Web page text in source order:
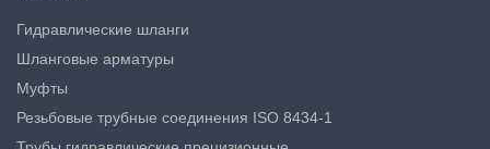
Гидравлические шланги
Шланговые арматуры
Муфты
Резьбовые трубные соединения ISO 8434-1